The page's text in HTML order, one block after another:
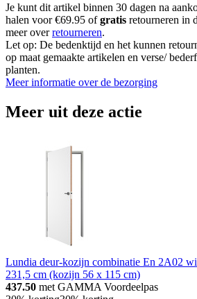
Je kunt dit artikel binnen 30 dagen na
halen voor €69.95 ofgratis retourneren in
meer overretourneren.
Let op: De bedenktijd en het kunnen
op maat gemaakte artikelen en verse/
planten.
Meer informatie over de bezorging
Meer uit deze actie
Lundia deur-kozijn combinatie En 2A02
231,5 cm (kozijn 56 x 115 cm)
437.50 met GAMMA Voordeelpas